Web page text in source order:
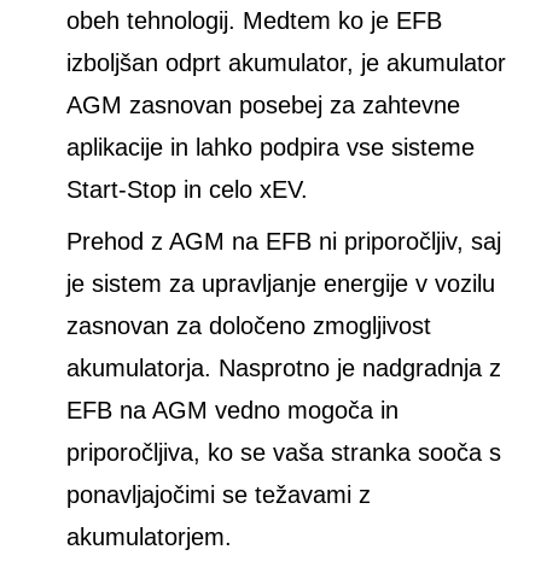
obeh tehnologij. Medtem ko je EFB
izboljšan odprt akumulator, je akumulator
AGM zasnovan posebej za zahtevne
aplikacije in lahko podpira vse sisteme
Start-Stop in celo xEV.
Prehod z AGM na EFB ni priporočljiv, saj
je sistem za upravljanje energije v vozilu
zasnovan za določeno zmogljivost
akumulatorja. Nasprotno je nadgradnja z
EFB na AGM vedno mogoča in
priporočljiva, ko se vaša stranka sooča s
ponavljajočimi se težavami z
akumulatorjem.